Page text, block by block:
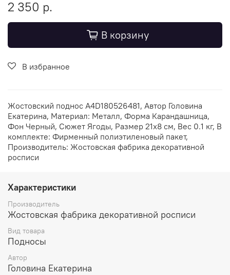
2 350 р.
В корзину
В избранное
Жостовский поднос A4D180526481, Автор Головина
Екатерина, Материал: Металл, Форма Карандашница,
Фон Черный, Сюжет Ягоды, Размер 21х8 см, Вес 0.1 кг, В
комплекте: Фирменный полиэтиленовый пакет,
Производитель: Жостовская фабрика декоративной
росписи
Характеристики
Производитель
Жостовская фабрика декоративной росписи
Вид товара
Подносы
Автор
Головина Екатерина